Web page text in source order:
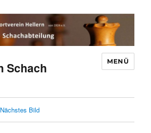
Schach MENÜ
Nächstes Bild